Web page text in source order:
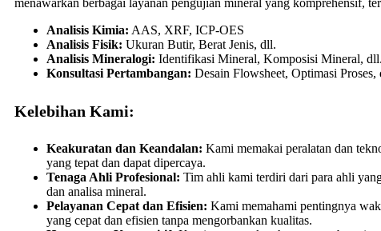
menawarkan berbagai layanan pengujian mineral yang komprehensif,
Analisis Kimia: AAS, XRF, ICP-OES
Analisis Fisik: Ukuran Butir, Berat Jenis, dll.
Analisis Mineralogi: Identifikasi Mineral, Komposisi Mineral, dll.
Konsultasi Pertambangan: Desain Flowsheet, Optimasi Proses,
Kelebihan Kami:
Keakuratan dan Keandalan: Kami memakai peralatan dan
yang tepat dan dapat dipercaya.
Tenaga Ahli Profesional: Tim ahli kami terdiri dari para ahli
dan analisa mineral.
Pelayanan Cepat dan Efisien: Kami memahami pentingnya
yang cepat dan efisien tanpa mengorbankan kualitas.